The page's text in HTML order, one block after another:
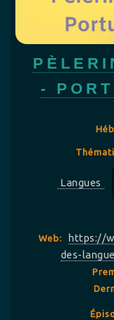
-
Langues
Web:
https://
des-